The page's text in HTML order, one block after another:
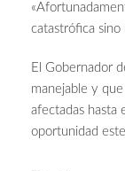
catastrófica sino
El Gobernador
manejable y
afectadas hasta
oportunidad